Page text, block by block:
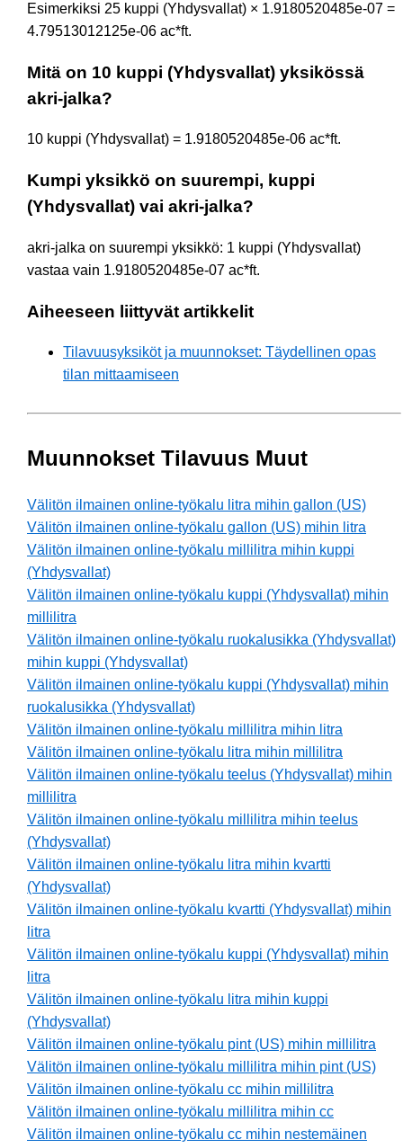
Esimerkiksi 25 kuppi (Yhdysvallat) × 1.9180520485e-07 =
4.79513012125e-06 ac*ft.
Mitä on 10 kuppi (Yhdysvallat) yksikössä
akri-jalka?
10 kuppi (Yhdysvallat) = 1.9180520485e-06 ac*ft.
Kumpi yksikkö on suurempi, kuppi
(Yhdysvallat) vai akri-jalka?
akri-jalka on suurempi yksikkö: 1 kuppi (Yhdysvallat)
vastaa vain 1.9180520485e-07 ac*ft.
Aiheeseen liittyvät artikkelit
Tilavuusyksiköt ja muunnokset: Täydellinen opas
tilan mittaamiseen
Muunnokset Tilavuus Muut
Välitön ilmainen online-työkalu litra mihin gallon (US)
Välitön ilmainen online-työkalu gallon (US) mihin litra
Välitön ilmainen online-työkalu millilitra mihin kuppi
(Yhdysvallat)
Välitön ilmainen online-työkalu kuppi (Yhdysvallat) mihin
millilitra
Välitön ilmainen online-työkalu ruokalusikka (Yhdysvallat)
mihin kuppi (Yhdysvallat)
Välitön ilmainen online-työkalu kuppi (Yhdysvallat) mihin
ruokalusikka (Yhdysvallat)
Välitön ilmainen online-työkalu millilitra mihin litra
Välitön ilmainen online-työkalu litra mihin millilitra
Välitön ilmainen online-työkalu teelus (Yhdysvallat) mihin
millilitra
Välitön ilmainen online-työkalu millilitra mihin teelus
(Yhdysvallat)
Välitön ilmainen online-työkalu litra mihin kvartti
(Yhdysvallat)
Välitön ilmainen online-työkalu kvartti (Yhdysvallat) mihin
litra
Välitön ilmainen online-työkalu kuppi (Yhdysvallat) mihin
litra
Välitön ilmainen online-työkalu litra mihin kuppi
(Yhdysvallat)
Välitön ilmainen online-työkalu pint (US) mihin millilitra
Välitön ilmainen online-työkalu millilitra mihin pint (US)
Välitön ilmainen online-työkalu cc mihin millilitra
Välitön ilmainen online-työkalu millilitra mihin cc
Välitön ilmainen online-työkalu cc mihin nestemäinen